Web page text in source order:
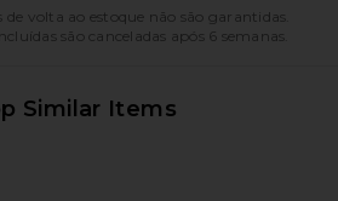
de volta ao estoque não são garantidas.
são canceladas após 6 semanas.
Similar Items